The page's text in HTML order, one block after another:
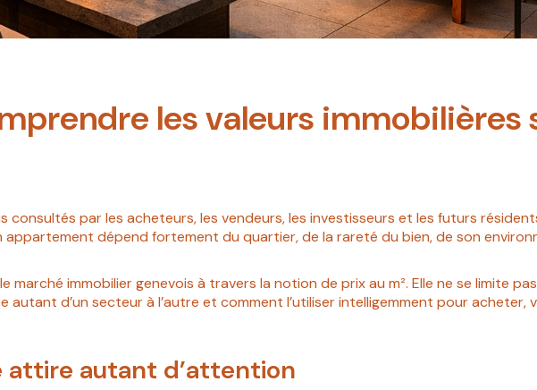
les valeurs immobilières
consultés par les acheteurs, les vendeurs, les investisseurs et les futurs
appartement dépend fortement du quartier, de la rareté du bien, de son
immobilier genevois à travers la notion de prix au m². Elle ne se limite
d’un secteur à l’autre et comment l’utiliser intelligemment pour acheter,
attire autant d’attention